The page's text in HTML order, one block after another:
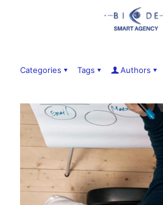
Categories Tags Authors